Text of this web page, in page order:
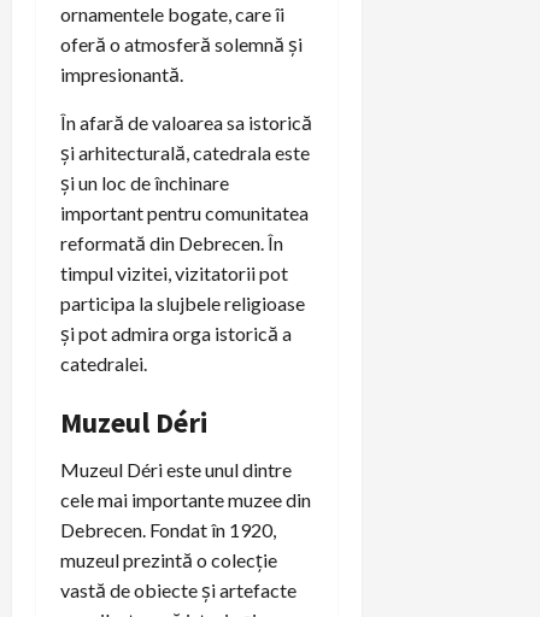
ornamentele bogate, care îi
oferă o atmosferă solemnă și
impresionantă.
În afară de valoarea sa istorică
și arhitecturală, catedrala este
și un loc de închinare
important pentru comunitatea
reformată din Debrecen. În
timpul vizitei, vizitatorii pot
participa la slujbele religioase
și pot admira orga istorică a
catedralei.
Muzeul Déri
Muzeul Déri este unul dintre
cele mai importante muzee din
Debrecen. Fondat în 1920,
muzeul prezintă o colecție
vastă de obiecte și artefacte